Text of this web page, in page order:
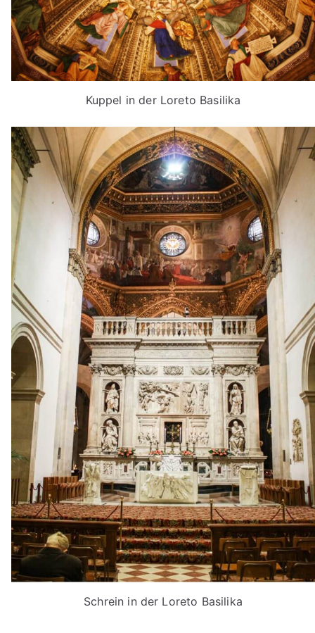
Kuppel in der Loreto Basilika
Schrein in der Loreto Basilika